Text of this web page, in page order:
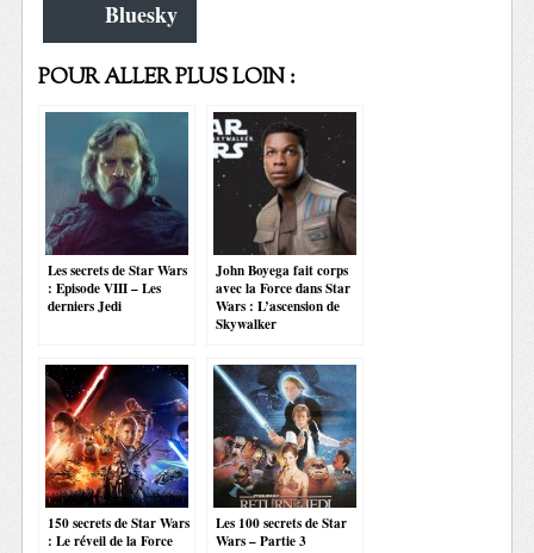
Bluesky
POUR ALLER PLUS LOIN :
Les secrets de Star Wars
: Episode VIII – Les
derniers Jedi
John Boyega fait corps
avec la Force dans Star
Wars : L’ascension de
Skywalker
150 secrets de Star Wars
: Le réveil de la Force
Les 100 secrets de Star
Wars – Partie 3